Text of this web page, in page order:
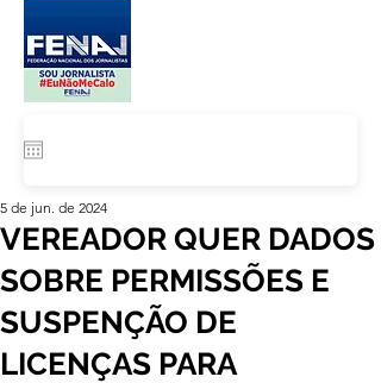
VEREADOR QUER DADOS
SOBRE PERMISSÕES E
SUSPENÇÃO DE
LICENÇAS PARA
5 de jun. de 2024